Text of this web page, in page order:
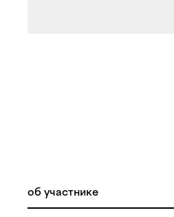
об участнике